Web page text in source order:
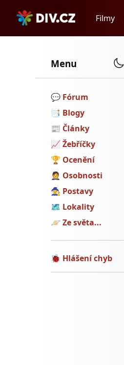
Filmy
Menu
💬️ Fórum
📑 Blogy
📰 Články
📈 Žebříčky
🏆 Ocenění
🤵 Osobnosti
🧙 Postavy
🗺 Lokality
🪐 Ze světa...
🐞 Hlášení chyb